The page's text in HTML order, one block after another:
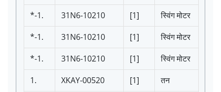
*-1.
31N6-10210 [1]
स्विंग मोटर
*-1.
31N6-10210 [1]
स्विंग मोटर
*-1.
31N6-10210 [1]
स्विंग मोटर
1.
XKAY-00520 [1]
तन